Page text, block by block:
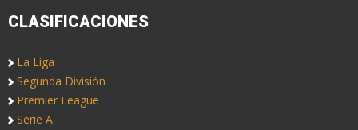
CLASIFICACIONES
La Liga
Segunda División
Premier League
Serie A